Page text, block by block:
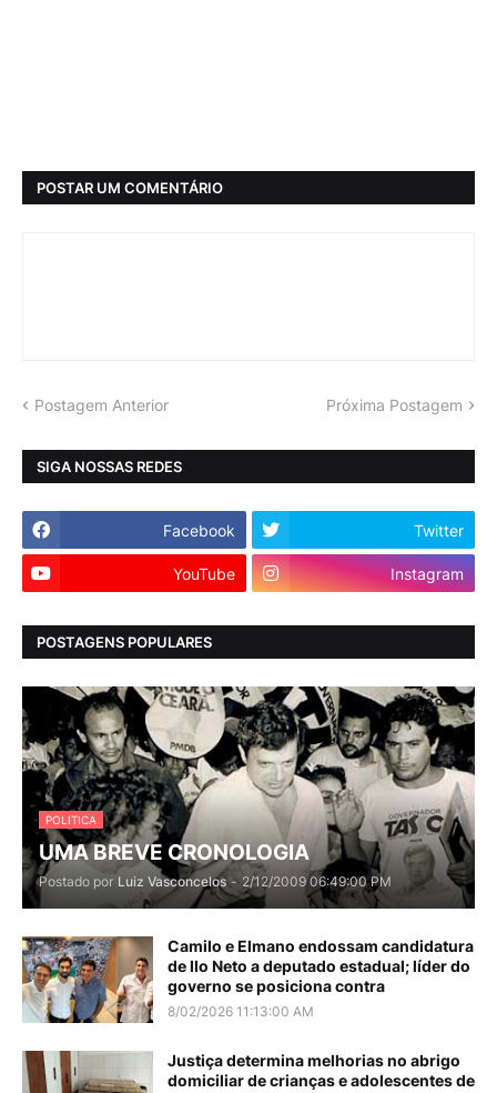
POSTAR UM COMENTÁRIO
Postagem Anterior Próxima Postagem
SIGA NOSSAS REDES
Facebook Twitter
YouTube Instagram
POSTAGENS POPULARES
POLITICA
UMA BREVE CRONOLOGIA
Postado por Luiz Vasconcelos - 2/12/2009 06:49:00 PM
Camilo e Elmano endossam candidatura
de Ilo Neto a deputado estadual; líder do
governo se posiciona contra
8/02/2026 11:13:00 AM
Justiça determina melhorias no abrigo
domiciliar de crianças e adolescentes de